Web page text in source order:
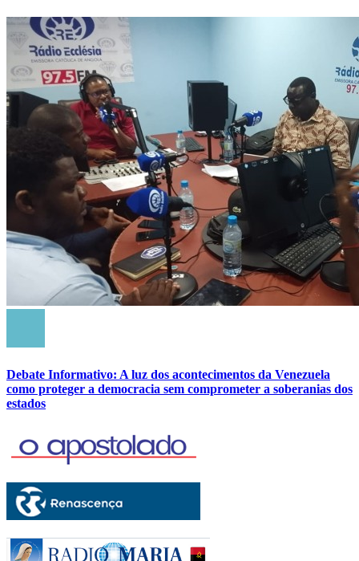
Debate Informativo: A luz dos acontecimentos da Venezuela
como proteger a democracia sem comprometer a soberanias dos
estados